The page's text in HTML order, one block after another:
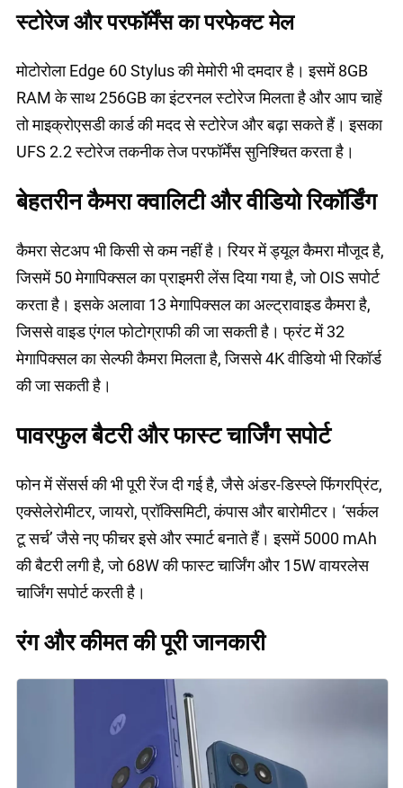
स्टोरेज और परफॉर्मेंस का परफेक्ट मेल
मोटोरोला Edge 60 Stylus की मेमोरी भी दमदार है। इसमें 8GB
RAM के साथ 256GB का इंटरनल स्टोरेज मिलता है और आप चाहें
तो माइक्रोएसडी कार्ड की मदद से स्टोरेज और बढ़ा सकते हैं। इसका
UFS 2.2 स्टोरेज तकनीक तेज परफॉर्मेंस सुनिश्चित करता है।
बेहतरीन कैमरा क्वालिटी और वीडियो रिकॉर्डिंग
कैमरा सेटअप भी किसी से कम नहीं है। रियर में ड्यूल कैमरा मौजूद है,
जिसमें 50 मेगापिक्सल का प्राइमरी लेंस दिया गया है, जो OIS सपोर्ट
करता है। इसके अलावा 13 मेगापिक्सल का अल्ट्रावाइड कैमरा है,
जिससे वाइड एंगल फोटोग्राफी की जा सकती है। फ्रंट में 32
मेगापिक्सल का सेल्फी कैमरा मिलता है, जिससे 4K वीडियो भी रिकॉर्ड
की जा सकती है।
पावरफुल बैटरी और फास्ट चार्जिंग सपोर्ट
फोन में सेंसर्स की भी पूरी रेंज दी गई है, जैसे अंडर-डिस्प्ले फिंगरप्रिंट,
एक्सेलेरोमीटर, जायरो, प्रॉक्सिमिटी, कंपास और बारोमीटर। ‘सर्कल
टू सर्च’ जैसे नए फीचर इसे और स्मार्ट बनाते हैं। इसमें 5000 mAh
की बैटरी लगी है, जो 68W की फास्ट चार्जिंग और 15W वायरलेस
चार्जिंग सपोर्ट करती है।
रंग और कीमत की पूरी जानकारी